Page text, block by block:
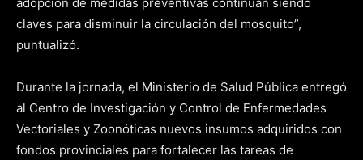
adopción de medidas preventivas continúan siendo
claves para disminuir la circulación del mosquito”,
puntualizó.
Durante la jornada, el Ministerio de Salud Pública entregó
al Centro de Investigación y Control de Enfermedades
Vectoriales y Zoonóticas nuevos insumos adquiridos con
fondos provinciales para fortalecer las tareas de